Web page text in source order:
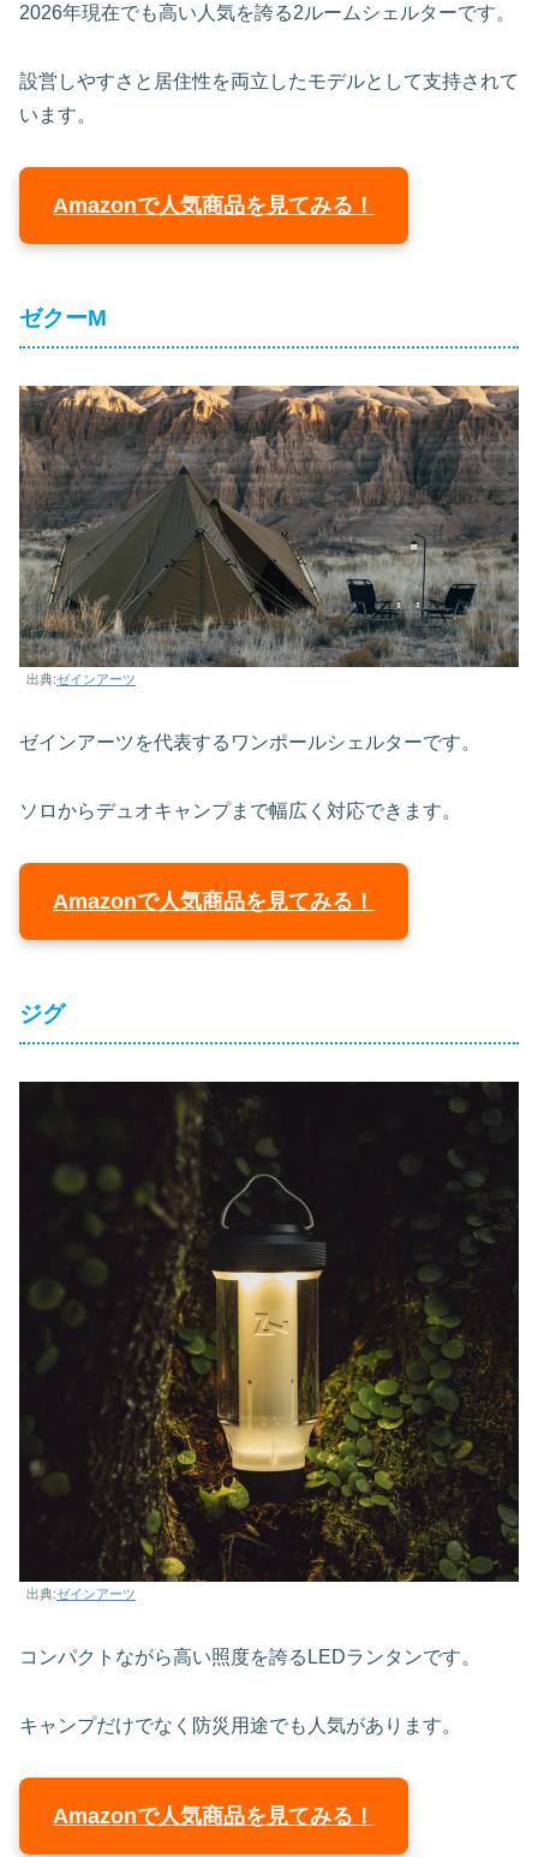
2026年現在でも高い人気を誇る2ルームシェルターです。
設営しやすさと居住性を両立したモデルとして支持されて
います。
Amazonで人気商品を見てみる！
ゼクーM
出典:ゼインアーツ
ゼインアーツを代表するワンポールシェルターです。
ソロからデュオキャンプまで幅広く対応できます。
Amazonで人気商品を見てみる！
ジグ
出典:ゼインアーツ
コンパクトながら高い照度を誇るLEDランタンです。
キャンプだけでなく防災用途でも人気があります。
Amazonで人気商品を見てみる！